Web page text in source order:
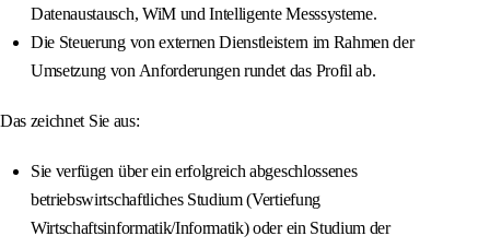
Datenaustausch, WiM und Intelligente Messsysteme.
Die Steuerung von externen Dienstleistern im Rahmen der
Umsetzung von Anforderungen rundet das Profil ab.
Das zeichnet Sie aus:
Sie verfügen über ein erfolgreich abgeschlossenes
betriebswirtschaftliches Studium (Vertiefung
Wirtschaftsinformatik/Informatik) oder ein Studium der